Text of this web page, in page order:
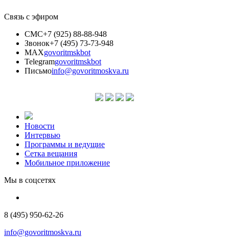
Связь с эфиром
СМС+7 (925) 88-88-948
Звонок+7 (495) 73-73-948
MAXgovoritmskbot
Telegramgovoritmskbot
Письмоinfo@govoritmoskva.ru
Новости
Интервью
Программы и ведущие
Сетка вещания
Мобильное приложение
Мы в соцсетях
8 (495) 950-62-26
info@govoritmoskva.ru